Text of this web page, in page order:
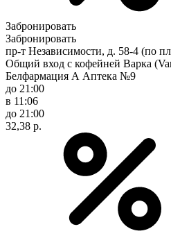
Забронировать
Забронировать
пр-т Независимости, д. 58-4 (по
Общий вход с кофейней Варка
Белфармация А Аптека №9
до 21:00
в 11:06
до 21:00
32,38 р.